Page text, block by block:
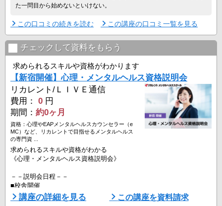
た一問目から始めないといけない。
この口コミの続きを読む この講座の口コミ一覧を見る
チェックして資料をもらう
求められるスキルや資格がわかります
【新宿開催】心理・メンタルヘルス資格説明会
リカレント/ＬＩＶＥ通信
費用：
0 円
期間： 約0ヶ月
資格：心理やEAPメンタルヘルスカウンセラー（e
MC）など、リカレントで目指せるメンタルヘルス
の専門資 ...
求められるスキルや資格がわかる
《心理・メンタルヘルス資格説明会》
－－説明会日程－－
■校舎開催
・オンラインでもご参加いただけます。
・ご予約時に、「教室参加」か「オンライン参加」をご選択くださ
講座の詳細を見る この講座を資料請求